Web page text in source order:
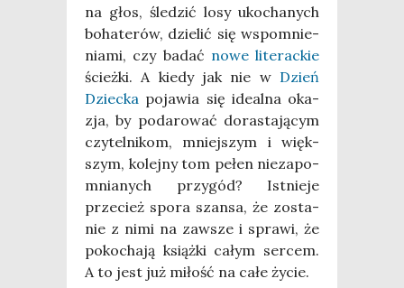
na głos, śle­dzić losy uko­cha­nych
boha­te­rów, dzie­lić się wspo­mnie­
nia­mi, czy badać nowe lite­rac­kie
ścież­ki. A kie­dy jak nie w Dzień
Dziec­ka poja­wia się ide­al­na oka­
zja, by poda­ro­wać dora­sta­ją­cym
czy­tel­ni­kom, mniej­szym i więk­
szym, kolej­ny tom pełen nie­za­po­
mnia­nych przy­gód? Ist­nie­je
prze­cież spo­ra szan­sa, że zosta­
nie z nimi na zawsze i spra­wi, że
poko­cha­ją książ­ki całym ser­cem.
A to jest już miłość na całe życie.